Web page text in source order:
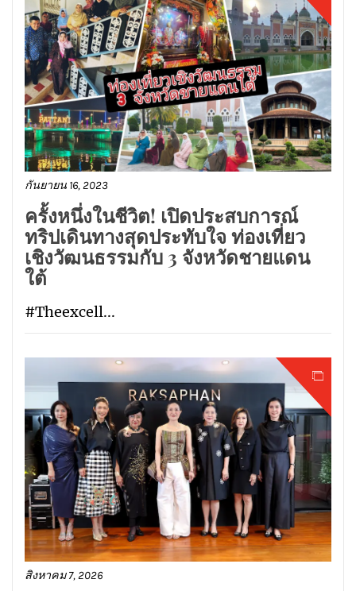
กันยายน 16, 2023
ครั้งหนึ่งในชีวิต! เปิดประสบการณ์
ทริปเดินทางสุดประทับใจ ท่องเที่ยว
เชิงวัฒนธรรมกับ 3 จังหวัดชายแดน
ใต้
#Theexcell...
สิงหาคม 7, 2026